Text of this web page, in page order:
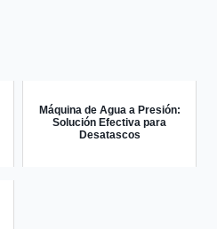
Máquina de Agua a Presión:
Solución Efectiva para
Desatascos